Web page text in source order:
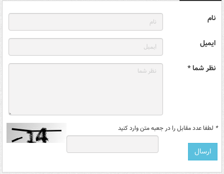
نام
ایمیل
نظر شما *
* لطفا عدد مقابل را در جعبه متن وارد کنید